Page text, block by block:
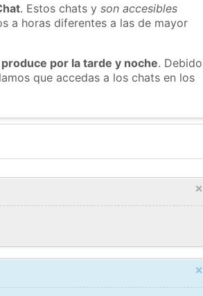
. Estos chats yson accesibles
a horas diferentes a las de mayor
por la tarde y noche. Debido
que accedas a los chats en los
×
×